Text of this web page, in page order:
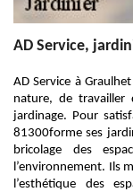
AD Service,
AD Service à
nature, de travailler
jardinage. Pour
81300forme ses
bricolage des
l’environnement. Ils
l’esthétique des